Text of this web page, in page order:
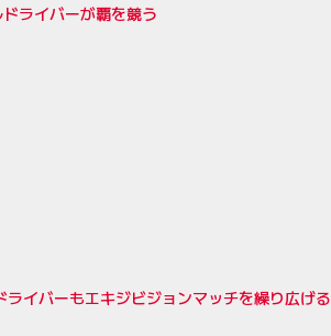
ライバーが覇を競う
イバーもエキジビジョンマッチを繰り広げる